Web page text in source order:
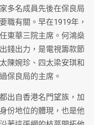
多名成員先後在保良局
職有關。早在1919年，
東華三院主席。何鴻燊
錢出力，是電視籌款節
陳婉珍、四太梁安琪和
保良局的主席。
出自香港名門望族，加
份地位的體現，也是他